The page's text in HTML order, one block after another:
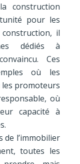
construction
pour les
il
dédiés à
Ces
où les
les promoteurs
où
capacité à
de l’immobilier
toutes les